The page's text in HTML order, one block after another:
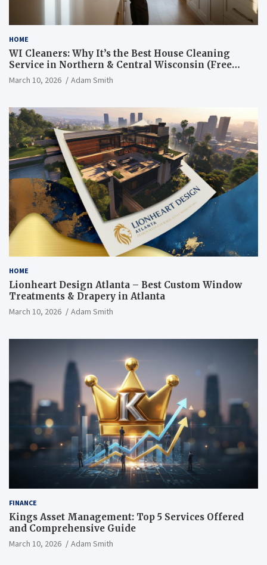
HOME
WI Cleaners: Why It’s the Best House Cleaning
Service in Northern & Central Wisconsin (Free
Consultation + Quote)
March 10, 2026 Adam Smith
HOME
Lionheart Design Atlanta – Best Custom Window
Treatments & Drapery in Atlanta
March 10, 2026 Adam Smith
FINANCE
Kings Asset Management: Top 5 Services Offered
and Comprehensive Guide
March 10, 2026 Adam Smith